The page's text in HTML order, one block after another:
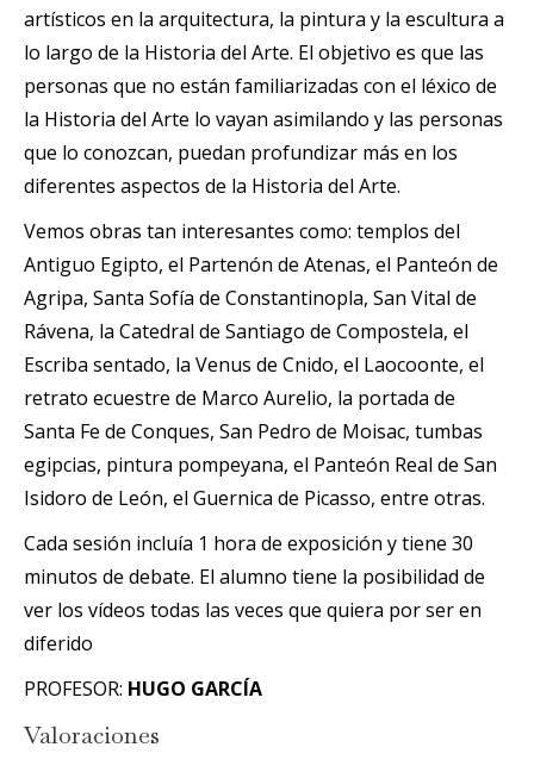
artísticos en la arquitectura, la pintura y la escultura a
lo largo de la Historia del Arte. El objetivo es que las
personas que no están familiarizadas con el léxico de
la Historia del Arte lo vayan asimilando y las personas
que lo conozcan, puedan profundizar más en los
diferentes aspectos de la Historia del Arte.
Vemos obras tan interesantes como: templos del
Antiguo Egipto, el Partenón de Atenas, el Panteón de
Agripa, Santa Sofía de Constantinopla, San Vital de
Rávena, la Catedral de Santiago de Compostela, el
Escriba sentado, la Venus de Cnido, el Laocoonte, el
retrato ecuestre de Marco Aurelio, la portada de
Santa Fe de Conques, San Pedro de Moisac, tumbas
egipcias, pintura pompeyana, el Panteón Real de San
Isidoro de León, el Guernica de Picasso, entre otras.
Cada sesión incluía 1 hora de exposición y tiene 30
minutos de debate. El alumno tiene la posibilidad de
ver los vídeos todas las veces que quiera por ser en
diferido
PROFESOR: HUGO GARCÍA
Valoraciones